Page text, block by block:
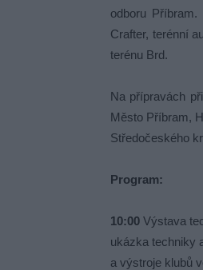
odboru
Crafter, terénní
terénu Brd.
Na přípravách
Město Příbram,
Středočeského
Program:
10:00 Výstava
ukázka techniky
a výstroje klubů